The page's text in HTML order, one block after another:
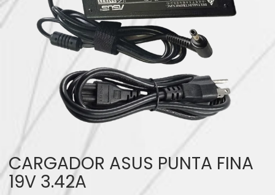
CARGADOR ASUS PUNTA FINA
19V 3.42A